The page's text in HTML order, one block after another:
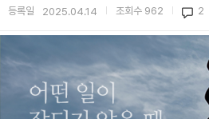
등록일 2025.04.14 조회수 962 2